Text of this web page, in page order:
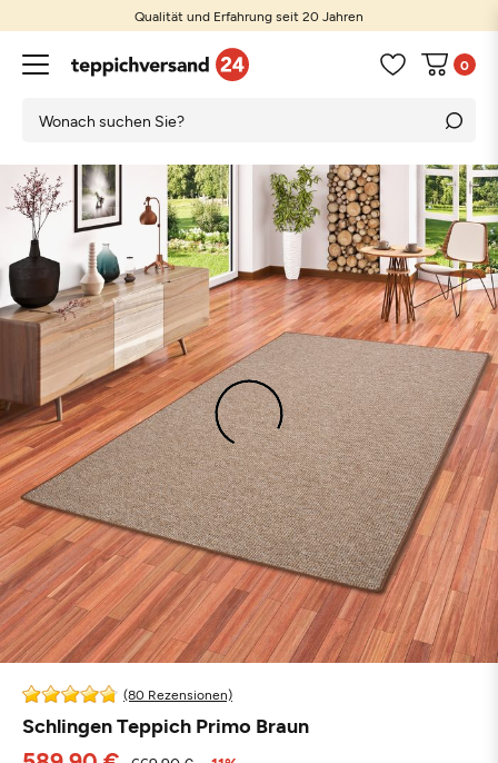
Qualität und Erfahrung seit 20 Jahren
0
(80 Rezensionen)
Schlingen Teppich Primo Braun